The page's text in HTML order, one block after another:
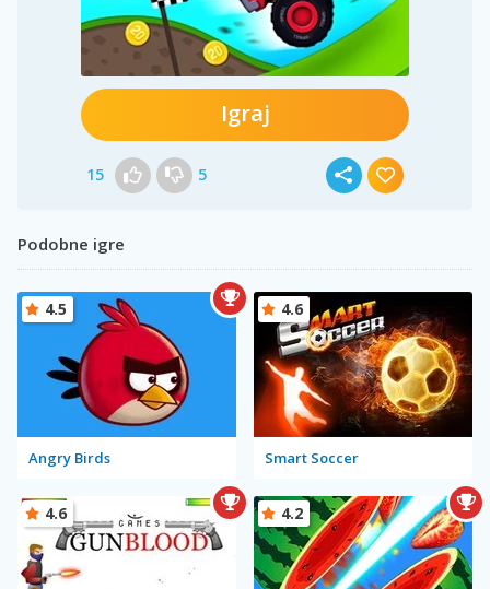
Igraj
15 5
Podobne igre
Angry Birds
4.5
Smart Soccer
4.6
4.6 4.2